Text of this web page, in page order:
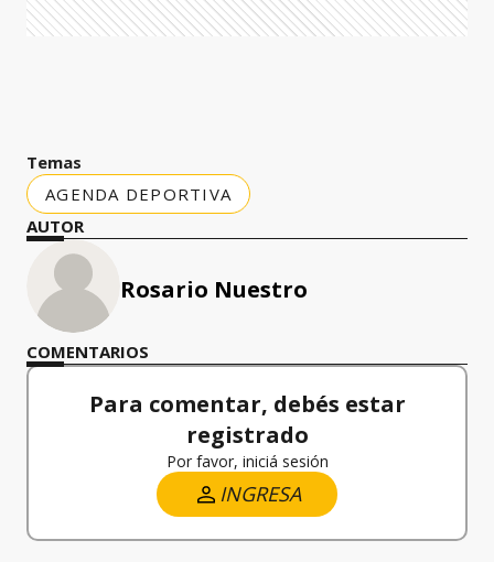
Temas
AGENDA DEPORTIVA
AUTOR
Rosario Nuestro
COMENTARIOS
Para comentar, debés estar
registrado
Por favor, iniciá sesión
INGRESA